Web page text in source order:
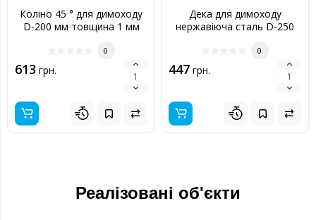
Коліно 45 ° для димоходу
D-200 мм товщина 1 мм
0
613 грн.
Дека для димоходу
нержавіюча сталь D-250
0
447 грн.
Реалізовані об'єкти